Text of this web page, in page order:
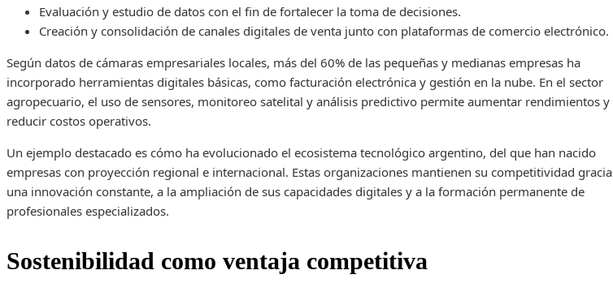
Evaluación y estudio de datos con el fin de fortalecer la toma de decisiones.
Creación y consolidación de canales digitales de venta junto con plataformas de comercio electrónico.
Según datos de cámaras empresariales locales, más del 60% de las pequeñas y medianas empresas ha
incorporado herramientas digitales básicas, como facturación electrónica y gestión en la nube. En el sector
agropecuario, el uso de sensores, monitoreo satelital y análisis predictivo permite aumentar rendimientos y
reducir costos operativos.
Un ejemplo destacado es cómo ha evolucionado el ecosistema tecnológico argentino, del que han nacido
empresas con proyección regional e internacional. Estas organizaciones mantienen su competitividad
una innovación constante, a la ampliación de sus capacidades digitales y a la formación permanente de
profesionales especializados.
Sostenibilidad como ventaja competitiva